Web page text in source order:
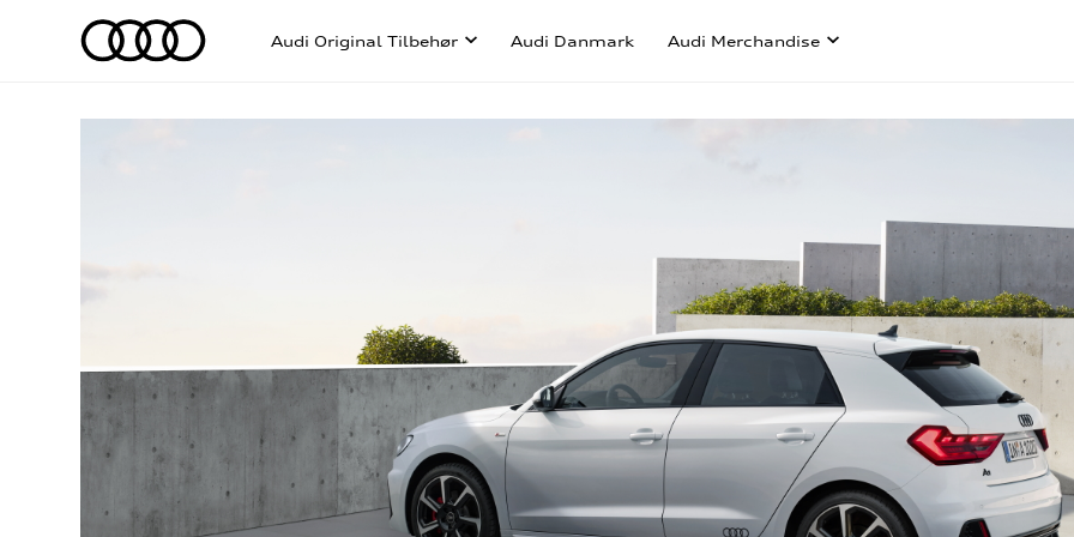
Audi Original Tilbehør Audi Danmark Audi Merchandise